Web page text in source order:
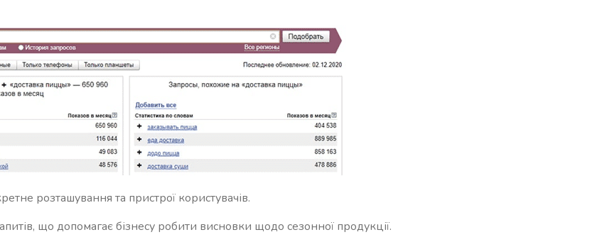
розташування та пристрої користувачів.
що допомагає бізнесу робити висновки щодо сезонної продукції.